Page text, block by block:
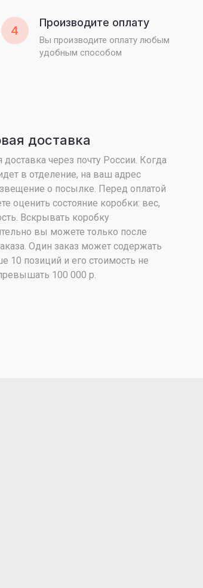
4
Производите оплату
Вы производите оплату любым
удобным способом
доставка
доставка через почту России. Когда
в отделение, на ваш адрес
о посылке. Перед оплатой
оценить состояние коробки: вес,
Вскрывать коробку
вы можете только после
Один заказ может содержать
10 позиций и его стоимость не
100 000 р.